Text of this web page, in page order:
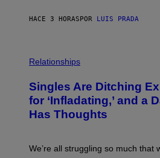
T
C
K
G
E
T
T
A
HACE 3 HORAS POR LUIS PRADA
H
O
:
P
I
S
Relationships
Singles Are Ditching
for ‘Infladating,’ and a
Has Thoughts
We’re all struggling so much that